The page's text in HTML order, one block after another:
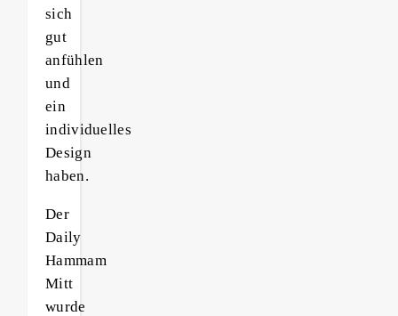
sich
gut
anfühlen
und
ein
individuelles
Design
haben.
Der
Daily
Hammam
Mitt
wurde